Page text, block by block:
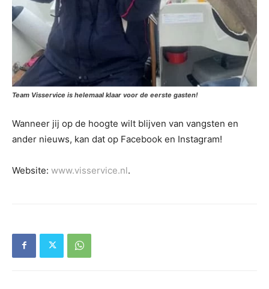
Team Visservice is helemaal klaar voor de eerste gasten!
Wanneer jij op de hoogte wilt blijven van vangsten en
ander nieuws, kan dat op Facebook en Instagram!
Website: www.visservice.nl.